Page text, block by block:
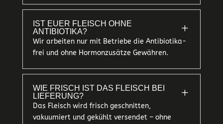
IST EUER FLEISCH OHNE
ANTIBIOTIKA?
L
Wir arbeiten nur mit Betriebe die Antibiotika-
frei und ohne Hormonzusätze Gewähren.
WIE FRISCH IST DAS FLEISCH BEI
LIEFERUNG?
L
Das Fleisch wird frisch geschnitten,
vakuumiert und gekühlt versendet – ohne